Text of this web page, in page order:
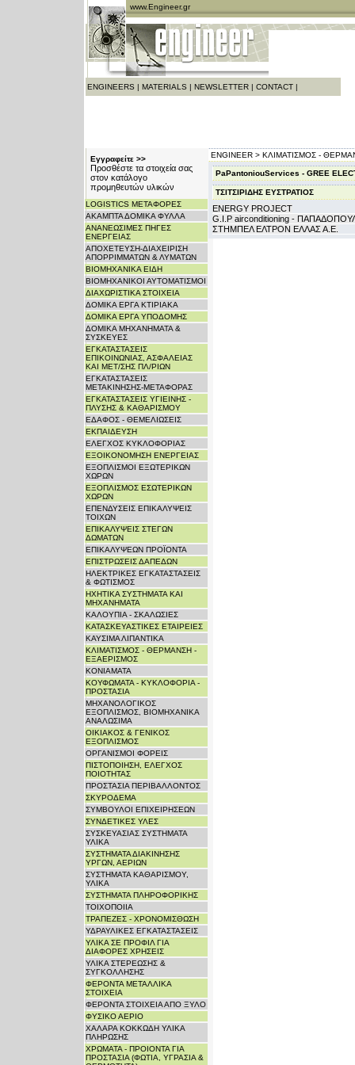
www.Engineer.gr
ENGINEERS | MATERIALS | NEWSLETTER| CONTACT|
Εγγραφείτε >>
Προσθέστε τα στοιχεία σας
στον κατάλογο
προμηθευτών υλικών
LOGISTICS ΜΕΤΑΦΟΡΕΣ
ΑΚΑΜΠΤΑ ΔΟΜΙΚΑ ΦΥΛΛΑ
ΑΝΑΝΕΩΣΙΜΕΣ ΠΗΓΕΣ
ΕΝΕΡΓΕΙΑΣ
ΑΠΟΧΕΤΕΥΣΗ-ΔΙΑΧΕΙΡΙΣΗ
ΑΠΟΡΡΙΜΜΑΤΩΝ & ΛΥΜΑΤΩΝ
ΒΙΟΜΗΧΑΝΙΚΑ ΕΙΔΗ
ΒΙΟΜΗΧΑΝΙΚΟΙ ΑΥΤΟΜΑΤΙΣΜΟΙ
ΔΙΑΧΩΡΙΣΤΙΚΑ ΣΤΟΙΧΕΙΑ
ΔΟΜΙΚΑ ΕΡΓΑ ΚΤΙΡΙΑΚΑ
ΔΟΜΙΚΑ ΕΡΓΑ ΥΠΟΔΟΜΗΣ
ΔΟΜΙΚΑ ΜΗΧΑΝΗΜΑΤΑ &
ΣΥΣΚΕΥΕΣ
ΕΓΚΑΤΑΣΤΑΣΕΙΣ
ΕΠΙΚΟΙΝΩΝΙΑΣ, ΑΣΦΑΛΕΙΑΣ
ΚΑΙ ΜΕΤ/ΣΗΣ ΠΛ/ΡΙΩΝ
ΕΓΚΑΤΑΣΤΑΣΕΙΣ
ΜΕΤΑΚΙΝΗΣΗΣ-ΜΕΤΑΦΟΡΑΣ
ΕΓΚΑΤΑΣΤΑΣΕΙΣ ΥΓΙΕΙΝΗΣ -
ΠΛΥΣΗΣ & ΚΑΘΑΡΙΣΜΟΥ
ΕΔΑΦΟΣ - ΘΕΜΕΛΙΩΣΕΙΣ
ΕΚΠΑΙΔΕΥΣΗ
ΕΛΕΓΧΟΣ ΚΥΚΛΟΦΟΡΙΑΣ
ΕΞΟΙΚΟΝΟΜΗΣΗ ΕΝΕΡΓΕΙΑΣ
ΕΞΟΠΛΙΣΜΟΙ ΕΞΩΤΕΡΙΚΩΝ
ΧΩΡΩΝ
ΕΞΟΠΛΙΣΜΟΣ ΕΣΩΤΕΡΙΚΩΝ
ΧΩΡΩΝ
ΕΠΕΝΔΥΣΕΙΣ ΕΠΙΚΑΛΥΨΕΙΣ
ΤΟΙΧΩΝ
ΕΠΙΚΑΛΥΨΕΙΣ ΣΤΕΓΩΝ
ΔΩΜΑΤΩΝ
ΕΠΙΚΑΛΥΨΕΩΝ ΠΡΟΪΟΝΤΑ
ΕΠΙΣΤΡΩΣΕΙΣ ΔΑΠΕΔΩΝ
ΗΛΕΚΤΡΙΚΕΣ ΕΓΚΑΤΑΣΤΑΣΕΙΣ
& ΦΩΤΙΣΜΟΣ
ΗΧΗΤΙΚΑ ΣΥΣΤΗΜΑΤΑ ΚΑΙ
ΜΗΧΑΝΗΜΑΤΑ
ΚΑΛΟΥΠΙΑ - ΣΚΑΛΩΣΙΕΣ
ΚΑΤΑΣΚΕΥΑΣΤΙΚΕΣ ΕΤΑΙΡΕΙΕΣ
ΚΑΥΣΙΜΑ ΛΙΠΑΝΤΙΚΑ
ΚΛΙΜΑΤΙΣΜΟΣ - ΘΕΡΜΑΝΣΗ -
ΕΞΑΕΡΙΣΜΟΣ
ΚΟΝΙΑΜΑΤΑ
ΚΟΥΦΩΜΑΤΑ - ΚΥΚΛΟΦΟΡΙΑ -
ΠΡΟΣΤΑΣΙΑ
ΜΗΧΑΝΟΛΟΓΙΚΟΣ
ΕΞΟΠΛΙΣΜΟΣ, ΒΙΟΜΗΧΑΝΙΚΑ
ΑΝΑΛΩΣΙΜΑ
ΟΙΚΙΑΚΟΣ & ΓΕΝΙΚΟΣ
ΕΞΟΠΛΙΣΜΟΣ
ΟΡΓΑΝΙΣΜΟΙ ΦΟΡΕΙΣ
ΠΙΣΤΟΠΟΙΗΣΗ, ΕΛΕΓΧΟΣ
ΠΟΙΟΤΗΤΑΣ
ΠΡΟΣΤΑΣΙΑ ΠΕΡΙΒΑΛΛΟΝΤΟΣ
ΣΚΥΡΟΔΕΜΑ
ΣΥΜΒΟΥΛΟΙ ΕΠΙΧΕΙΡΗΣΕΩΝ
ΣΥΝΔΕΤΙΚΕΣ ΥΛΕΣ
ΣΥΣΚΕΥΑΣΙΑΣ ΣΥΣΤΗΜΑΤΑ
ΥΛΙΚΑ
ΣΥΣΤΗΜΑΤΑ ΔΙΑΚΙΝΗΣΗΣ
ΥΡΓΩΝ, ΑΕΡΙΩΝ
ΣΥΣΤΗΜΑΤΑ ΚΑΘΑΡΙΣΜΟΥ,
ΥΛΙΚΑ
ΣΥΣΤΗΜΑΤΑ ΠΛΗΡΟΦΟΡΙΚΗΣ
ΤΟΙΧΟΠΟΙΙΑ
ΤΡΑΠΕΖΕΣ - ΧΡΟΝΟΜΙΣΘΩΣΗ
ΥΔΡΑΥΛΙΚΕΣ ΕΓΚΑΤΑΣΤΑΣΕΙΣ
ΥΛΙΚΑ ΣΕ ΠΡΟΦΙΛ ΓΙΑ
ΔΙΑΦΟΡΕΣ ΧΡΗΣΕΙΣ
ΥΛΙΚΑ ΣΤΕΡΕΩΣΗΣ &
ΣΥΓΚΟΛΛΗΣΗΣ
ΦΕΡΟΝΤΑ ΜΕΤΑΛΛΙΚΑ
ΣΤΟΙΧΕΙΑ
ΦΕΡΟΝΤΑ ΣΤΟΙΧΕΙΑ ΑΠΟ ΞΥΛΟ
ΦΥΣΙΚΟ ΑΕΡΙΟ
ΧΑΛΑΡΑ ΚΟΚΚΩΔΗ ΥΛΙΚΑ
ΠΛΗΡΩΣΗΣ
ΧΡΩΜΑΤΑ - ΠΡΟΙΟΝΤΑ ΓΙΑ
ΠΡΟΣΤΑΣΙΑ (ΦΩΤΙΑ, ΥΓΡΑΣΙΑ &
ENGINEER > ΚΛΙΜΑΤΙΣΜΟΣ -
PaPantoniouServices - GREE
ΤΣΙΤΣΙΡΙΔΗΣ ΕΥΣΤΡΑΤΙΟΣ
ENERGY PROJECT
G.I.P airconditioning -
ΣΤΗΜΠΕΛ ΕΛΤΡΟΝ ΕΛΛΑΣ Α.Ε.